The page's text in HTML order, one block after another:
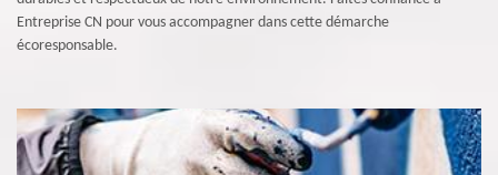
Entreprise CN pour vous accompagner dans cette démarche
écoresponsable.